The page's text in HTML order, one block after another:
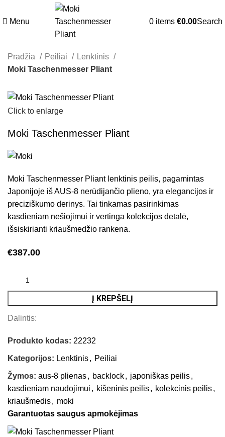
Menu 0 items €0.00Search
Pradžia Peiliai
Lenktinis
Moki Taschenmesser Pliant
Click to enlarge
Moki Taschenmesser Pliant
Moki Taschenmesser Pliant lenktinis peilis, pagamintas
Japonijoje iš AUS-8 nerūdijančio plieno, yra elegancijos ir
preciziškumo derinys. Tai tinkamas pasirinkimas
kasdieniam nešiojimui ir vertinga kolekcijos detalė,
išsiskirianti kriaušmedžio rankena.
€387.00
Į KREPŠELĮ
Dalintis:
Produkto kodas: 22232
Kategorijos: Lenktinis, Peiliai
Žymos: aus-8 plienas, backlock, japoniškas peilis,
kasdieniam naudojimui , kišeninis peilis, kolekcinis peilis,
kriaušmedis, moki
Garantuotas saugus apmokėjimas